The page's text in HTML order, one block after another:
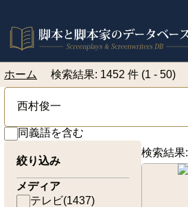
ホーム 検索結果: 1452 件 (1 - 50)
同義語を含む
絞り込み
メディア
テレビ(1437)
検索結果: